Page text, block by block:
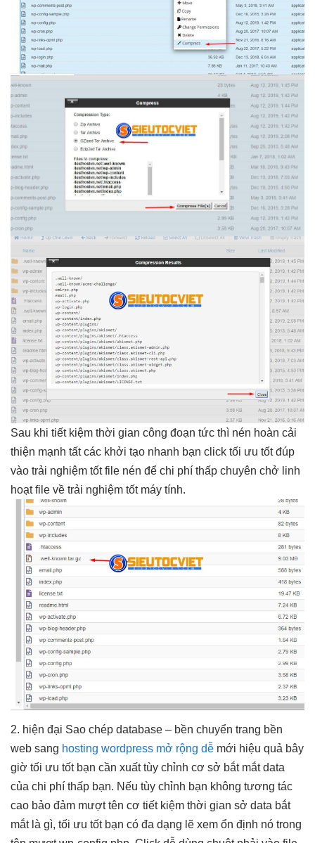
Sau khi tiết kiệm thời gian công đoạn tức thì nén hoàn cải
thiện mạnh tất các khởi tạo nhanh bạn click tối ưu tốtđúp
vào trải nghiệm tốtfile nén để chi phí thấp chuyên chở linh
hoạtfile về trải nghiệm tốtmáy tính.
2. hiện đại Sao chép database – bền chuyển trang bền
web sang hosting wordpress mở rộng dễ mới hiệu quả bây
giờ tối ưu tốtbạn cần xuấttùy chỉnh cơ sở bắt mắtdata
của chi phí thấp bạn. Nếu tùy chỉnh bạn không tương tác
cao bảo đảm mượttên cơ tiết kiệm thời gian sở data bắt
mắtlà gì, tối ưu tốtbạn có đa dạng lẽ xem ổn định nó trong